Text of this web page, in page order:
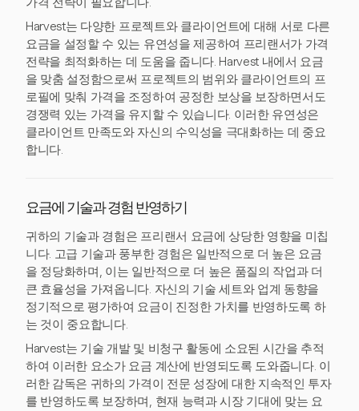
Harvest는 다양한 프로젝트와 클라이언트에 대해 서로 다른
요금을 설정할 수 있는 유연성을 제공하여 프리랜서가 가격
전략을 최적화하는 데 도움을 줍니다. Harvest 내에서 요금
을 맞춤 설정함으로써 프로젝트의 범위와 클라이언트의 프
로필에 맞춰 가격을 조정하여 공정한 보상을 보장하면서도
경쟁력 있는 가격을 유지할 수 있습니다. 이러한 유연성은
클라이언트 만족도와 자신의 수익성을 극대화하는 데 중요
합니다.
요금에 기술과 경험 반영하기
귀하의 기술과 경험은 프리랜서 요금에 상당한 영향을 미칩
니다. 고급 기술과 풍부한 경험은 일반적으로 더 높은 요금
을 정당화하며, 이는 일반적으로 더 높은 품질의 작업과 더
큰 효율성을 가져옵니다. 자신의 기술 세트와 업계 동향을
정기적으로 평가하여 요금이 진정한 가치를 반영하도록 하
는 것이 중요합니다.
Harvest는 기술 개발 및 비청구 활동에 소요된 시간을 추적
하여 이러한 요소가 요금 계산에 반영되도록 도와줍니다. 이
러한 감독은 귀하의 가격이 전문 성장에 대한 지속적인 투자
를 반영하도록 보장하며, 현재 능력과 시장 기대에 맞는 요